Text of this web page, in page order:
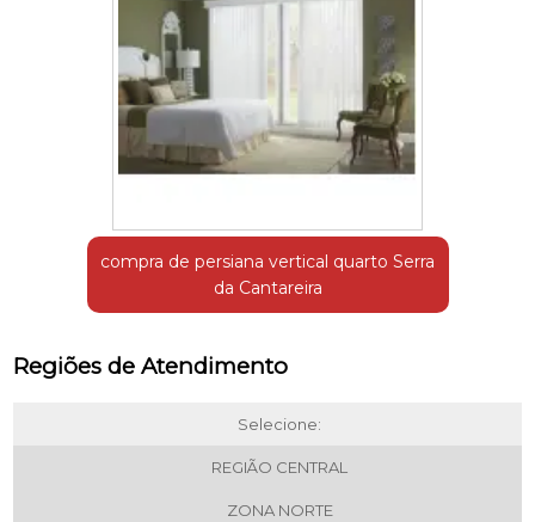
compra de persiana vertical quarto Serra
da Cantareira
Regiões de Atendimento
Selecione:
REGIÃO CENTRAL
ZONA NORTE